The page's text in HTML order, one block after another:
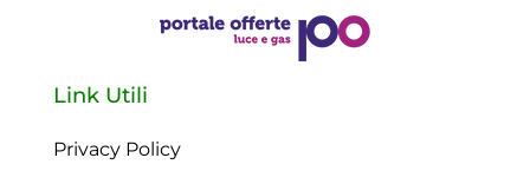
Link Utili
Privacy Policy